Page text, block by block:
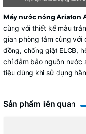
Máy nước nóng Ariston
cùng với thiết kế màu
gian phòng tắm cùng với
đồng, chống giật ELCB,
chỉ đảm bảo nguồn nước
tiêu dùng khi sử dụng
Sản phẩm liên quan